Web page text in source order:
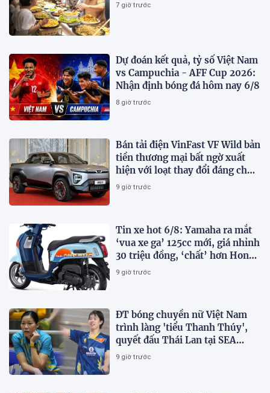
7 giờ trước
Dự đoán kết quả, tỷ số Việt Nam
vs Campuchia - AFF Cup 2026:
Nhận định bóng đá hôm nay 6/8
8 giờ trước
Bán tải điện VinFast VF Wild bản
tiền thương mại bất ngờ xuất
hiện với loạt thay đổi đáng chú
ý
9 giờ trước
Tin xe hot 6/8: Yamaha ra mắt
‘vua xe ga’ 125cc mới, giá nhỉnh
30 triệu đồng, ‘chất’ hơn Honda
Vision và SH Mode
9 giờ trước
ĐT bóng chuyền nữ Việt Nam
trình làng 'tiểu Thanh Thúy',
quyết đấu Thái Lan tại SEA
V.Cup 2026
9 giờ trước